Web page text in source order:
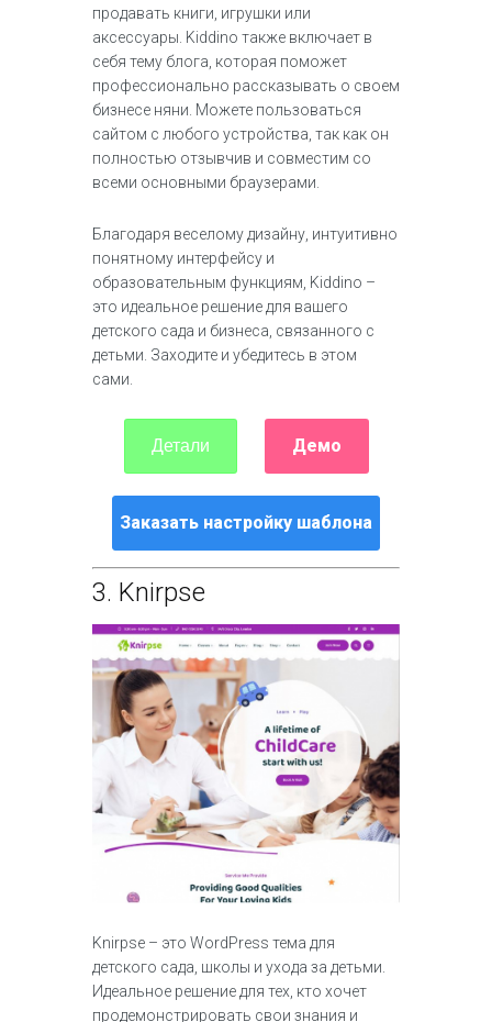
продавать книги, игрушки или
аксессуары. Kiddino также включает в
себя тему блога, которая поможет
профессионально рассказывать о своем
бизнесе няни. Можете пользоваться
сайтом с любого устройства, так как он
полностью отзывчив и совместим со
всеми основными браузерами.
Благодаря веселому дизайну, интуитивно
понятному интерфейсу и
образовательным функциям, Kiddino –
это идеальное решение для вашего
детского сада и бизнеса, связанного с
детьми. Заходите и убедитесь в этом
сами.
Детали Демо
Заказать настройку шаблона
3. Knirpse
Knirpse – это WordPress тема для
детского сада, школы и ухода за детьми.
Идеальное решение для тех, кто хочет
продемонстрировать свои знания и